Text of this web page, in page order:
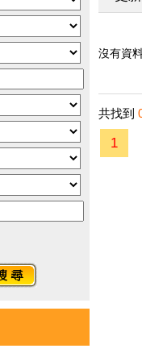
沒有資料
共找到
1